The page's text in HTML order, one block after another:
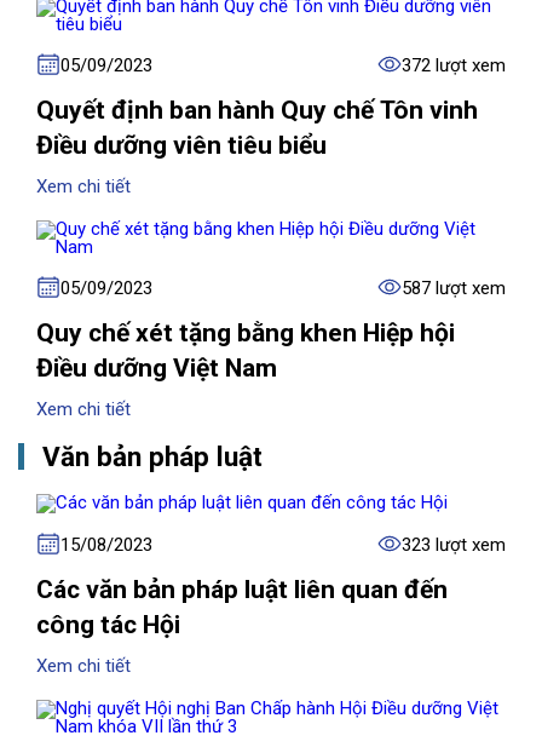
05/09/2023 372 lượt xem
Quyết định ban hành Quy chế Tôn vinh
Điều dưỡng viên tiêu biểu
Xem chi tiết
05/09/2023 587 lượt xem
Quy chế xét tặng bằng khen Hiệp hội
Điều dưỡng Việt Nam
Xem chi tiết
Văn bản pháp luật
15/08/2023 323 lượt xem
Các văn bản pháp luật liên quan đến
công tác Hội
Xem chi tiết